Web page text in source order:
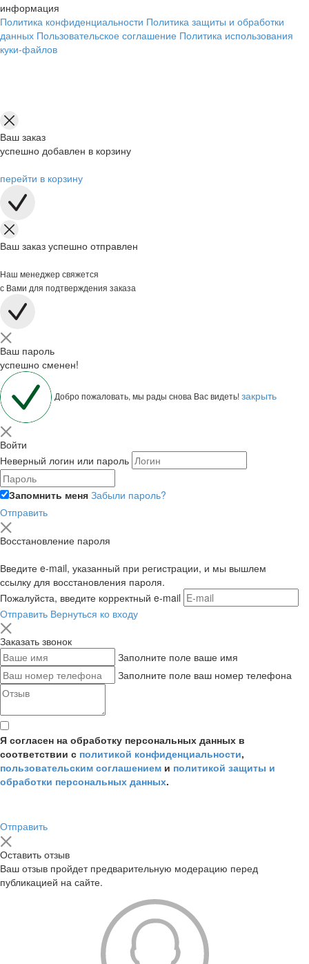
информация
Политика конфиденциальности Политика защиты и обработки
данных Пользовательское соглашение Политика использования
куки-файлов
Ваш заказ
успешно добавлен в корзину
перейти в корзину
Ваш заказ успешно отправлен
Наш менеджер свяжется
с Вами для подтверждения заказа
Ваш пароль
успешно сменен!
Добро пожаловать, мы рады снова Вас видеть!закрыть
Войти
Неверный логин или пароль
Запомнить меня Забыли пароль?
Отправить
Восстановление пароля
Введите e-mail, указанный при регистрации, и мы вышлем
ссылку для восстановления пароля.
Пожалуйста, введите корректный e-mail
Отправить Вернуться ко входу
Заказать звонок
Заполните поле ваше имя
Заполните поле ваш номер телефона
Я согласен на обработку персональных данных в
соответствии с политикой конфиденциальности,
пользовательским соглашением и политикой защиты и
обработки персональных данных.
Отправить
Оставить отзыв
Ваш отзыв пройдет предварительную модерацию перед
публикацией на сайте.